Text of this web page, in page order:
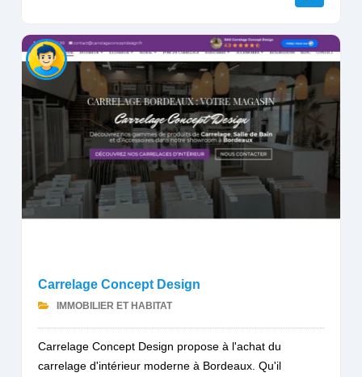
Carrelage Concept Design
IMMOBILIER ET HABITAT
Carrelage Concept Design propose à l'achat du
carrelage d'intérieur moderne à Bordeaux. Qu'il